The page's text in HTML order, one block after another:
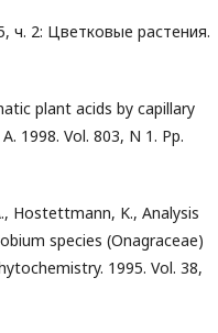
ч. 2: Цветковые растения.
plant acids by capillary
1998. Vol. 803, N 1. Pp.
Hostettmann, K., Analysis
species (Onagraceae)
1995. Vol. 38,